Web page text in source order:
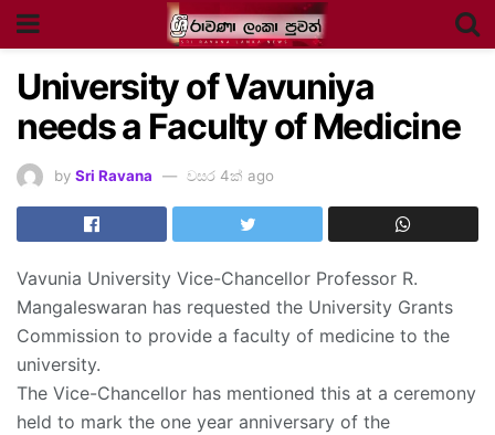
University of Vavuniya
needs a Faculty of Medicine
by Sri Ravana වසර 4ක් ago
Vavunia University Vice-Chancellor Professor R.
Mangaleswaran has requested the University Grants
Commission to provide a faculty of medicine to the
university.
The Vice-Chancellor has mentioned this at a ceremony
held to mark the one year anniversary of the